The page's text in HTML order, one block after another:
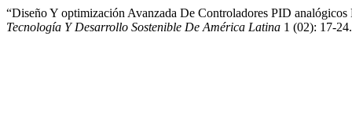
“Diseño Y optimización Avanzada De Controladores PID
Tecnología Y Desarrollo Sostenible De América Latina 1 (02): 17-